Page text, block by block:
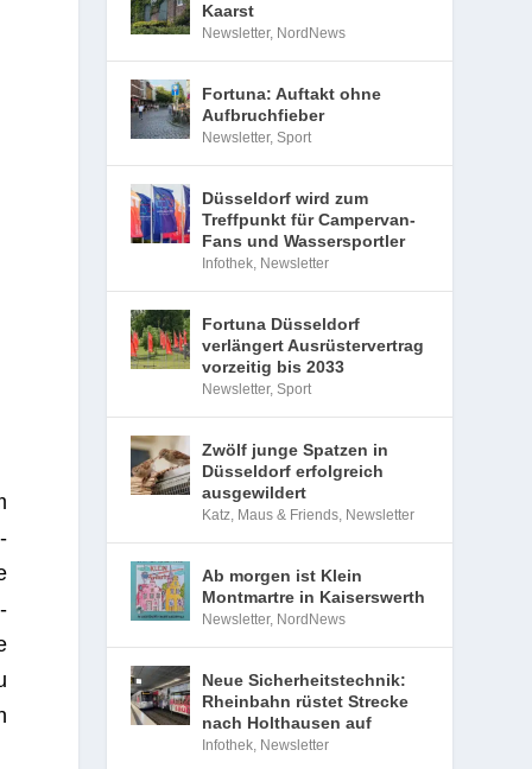
Kaarst
Newsletter, NordNews
Fortuna: Auftakt ohne
Aufbruchfieber
Newsletter,Sport
Düsseldorf wird zum
Treffpunkt für Campervan-
Fans und Wassersportler
Infothek, Newsletter
Fortuna Düsseldorf
verlängert Ausrüstervertrag
vorzeitig bis 2033
Newsletter,Sport
Zwölf junge Spatzen in
Düsseldorf erfolgreich
ausgewildert
Katz, Maus & Friends, Newsletter
Ab morgen ist Klein
Montmartre in Kaiserswerth
Newsletter, NordNews
Neue Sicherheitstechnik:
Rheinbahn rüstet Strecke
nach Holthausen auf
Infothek, Newsletter